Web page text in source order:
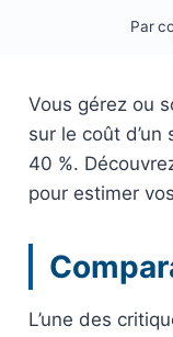
Par
Vous gérez ou
sur le coût
40 %.
pour estimer
L’une des